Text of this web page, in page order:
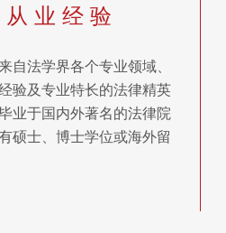
业 经 验
自法学界各个专业领域、
验及专业特长的法律精英
业于国内外著名的法律院
硕士、博士学位或海外留